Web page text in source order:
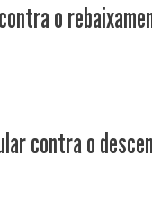
o
contra o